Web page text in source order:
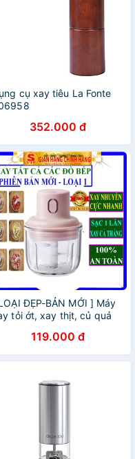
cụ xay tiêu La Fonte
352.000 đ
ĐẸP-BẢN MỚI ] Máy
tỏi ớt, xay thịt, củ quả
xay thịt cá tiêu sạc điện
119.000 đ